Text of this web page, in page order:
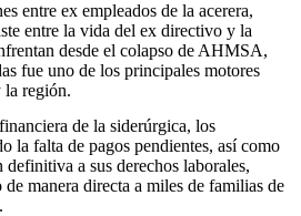
entre ex empleados de la acerera,
entre la vida del ex directivo y la
desde el colapso de AHMSA,
fue uno de los principales motores
la región.
de la siderúrgica, los
la falta de pagos pendientes, así como
a sus derechos laborales,
manera directa a miles de familias de